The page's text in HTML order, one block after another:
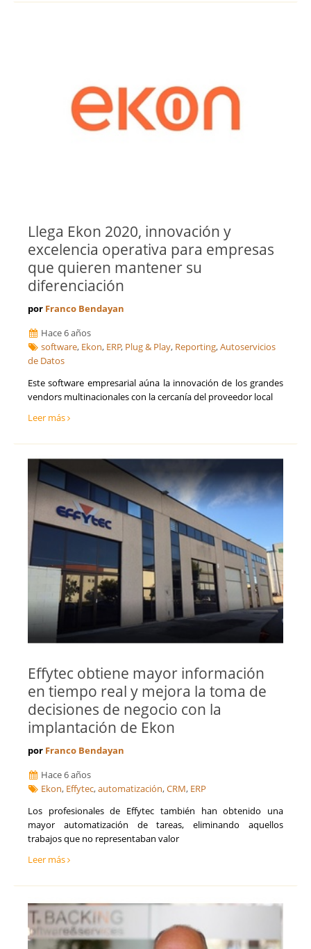
Llega Ekon 2020, innovación y
excelencia operativa para empresas
que quieren mantener su
diferenciación
por Franco Bendayan
Hace 6 años
software, Ekon, ERP, Plug & Play, Reporting,Autoservicios
de Datos
Este software empresarial aúna la innovación de los grandes
vendors multinacionales con la cercanía del proveedor local
Leer más
Effytec obtiene mayor información
en tiempo real y mejora la toma de
decisiones de negocio con la
implantación de Ekon
por Franco Bendayan
Hace 6 años
Ekon, Effytec,automatización,CRM, ERP
Los profesionales de Effytec también han obtenido una
mayor automatización de tareas, eliminando aquellos
trabajos que no representaban valor
Leer más